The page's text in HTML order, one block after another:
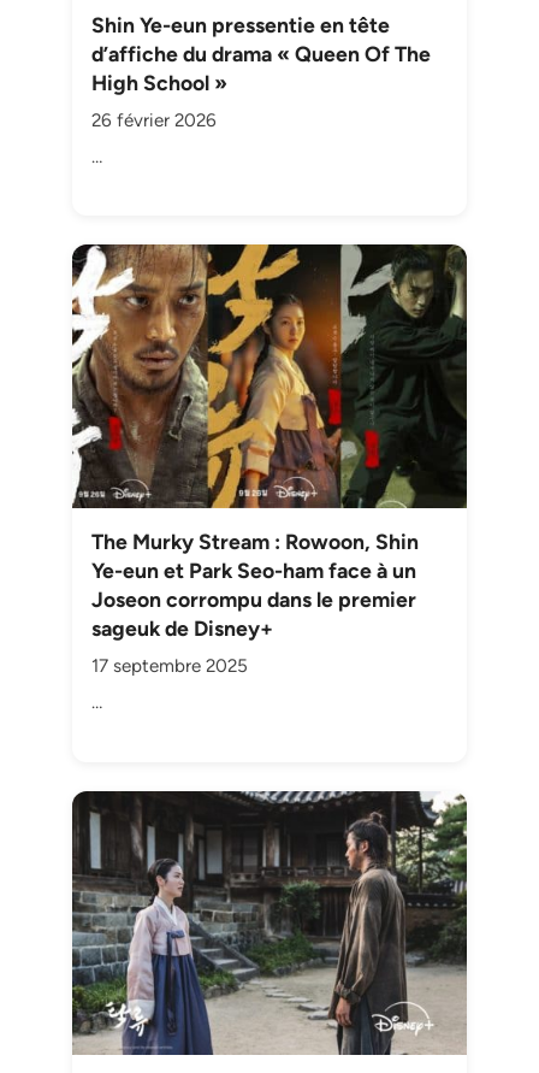
Shin Ye-eun pressentie en tête
d’affiche du drama « Queen Of The
High School »
26 février 2026
…
The Murky Stream : Rowoon, Shin
Ye-eun et Park Seo-ham face à un
Joseon corrompu dans le premier
sageuk de Disney+
17 septembre 2025
…